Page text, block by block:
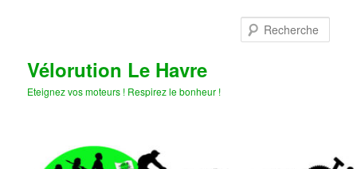
Vélorution Le Havre
Eteignez vos moteurs ! Respirez le bonheur !